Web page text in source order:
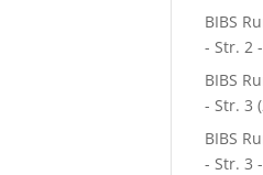
BIBS
- Str. 2
BIBS
- Str. 3
BIBS
- Str. 3